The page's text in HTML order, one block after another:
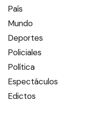
País
Mundo
Deportes
Policiales
Política
Espectáculos
Edictos